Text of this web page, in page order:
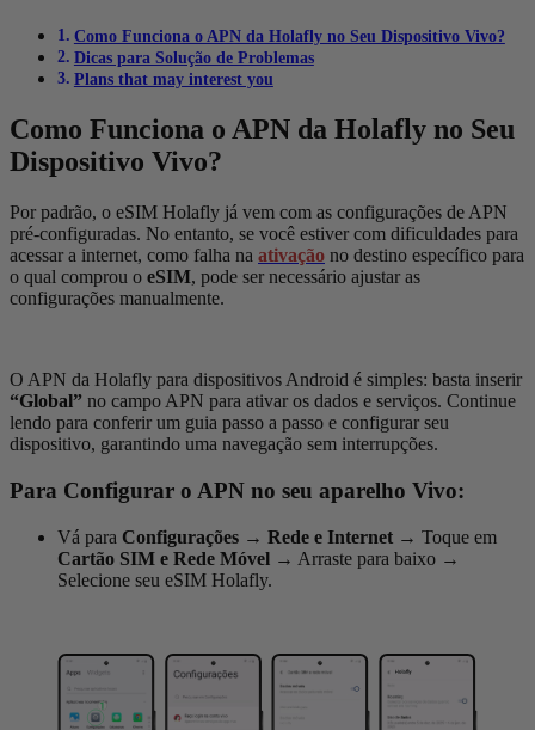
Como Funciona o APN da Holafly no Seu Dispositivo Vivo?
Dicas para Solução de Problemas
Plans that may interest you
Como Funciona o APN da Holafly no Seu
Dispositivo Vivo?
Por padrão, o eSIM Holafly já vem com as configurações de APN
pré-configuradas. No entanto, se você estiver com dificuldades para
acessar a internet, como falha na ativação no destino específico para
o qual comprou o eSIM, pode ser necessário ajustar as
configurações manualmente.
O APN da Holafly para dispositivos Android é simples: basta inserir
“Global” no campo APN para ativar os dados e serviços. Continue
lendo para conferir um guia passo a passo e configurar seu
dispositivo, garantindo uma navegação sem interrupções.
Para Configurar o APN no seu aparelho Vivo:
Vá para Configurações → Rede e Internet → Toque em
Cartão SIM e Rede Móvel → Arraste para baixo →
Selecione seu eSIM Holafly.